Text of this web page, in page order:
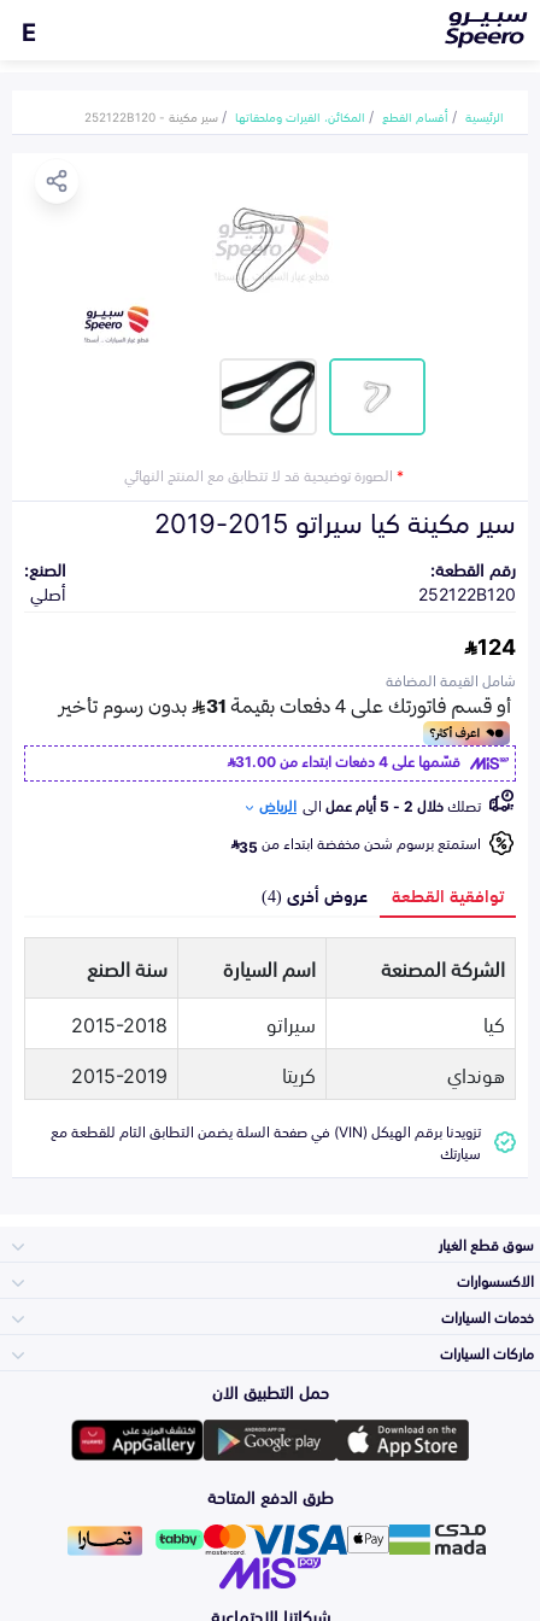
E
الرئيسية أقسام القطع المكائن، القيرات وملحقاتها سير مكينة - 252122B120
*الصورة توضيحية قد لا تتطابق مع المنتج النهائي
سير مكينة كيا سيراتو 2015-2019
رقم القطعة:
252122B120
الصنع:
أصلي
124
شامل القيمة المضافة
قسّمها على 4 دفعات ابتداء من
31.00
تصلكخلال 2 - 5 أيام عمل الى الرياض
استمتع برسوم شحن مخفضة ابتداء من35
توافقية القطعة عروض أخرى (4)
الشركة المصنعة اسم السيارة
سنة الصنع
كيا
سيراتو
2015-2018
هونداي
كريتا 2015-2019
تزويدنا برقم الهيكل (VIN) في صفحة السلة يضمن التطابق التام للقطعة مع
سيارتك
سوق قطع الغيار
المكائن، القيرات
وملحقاتها
الشمعات
والاصطبات (الاضاءة)
الفرامل والأقمشة
الاكسسوارات
لوازم الرحلات
اكسسوارات العناية
خدمات السيارات
الأكثر مبيعاً
التلميع والعناية
ماركات السيارات
تويوتا
هيونداي
حمل التطبيق الان
طرق الدفع المتاحة